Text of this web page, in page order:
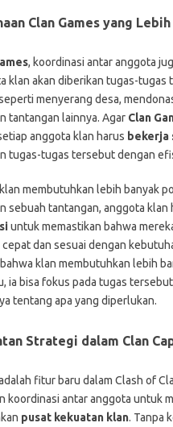
Clan Games yang
, koordinasi antar anggota
klan akan diberikan tugas-tugas
menyerang desa,
tantangan lainnya. Agar Clan
anggota klan harus bekerja
tugas-tugas tersebut dengan
membutuhkan lebih banyak
sebuah tantangan, anggota klan
untuk memastikan bahwa
dan sesuai dengan
klan membutuhkan lebih
ia bisa fokus pada tugas
tentang apa yang diperlukan.
Strategi dalam Clan
fitur baru dalam Clash of
koordinasi antar anggota untuk
pusat kekuatan klan. Tanpa